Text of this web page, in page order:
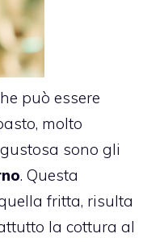
può essere
molto
sono gli
. Questa
fritta, risulta
la cottura al